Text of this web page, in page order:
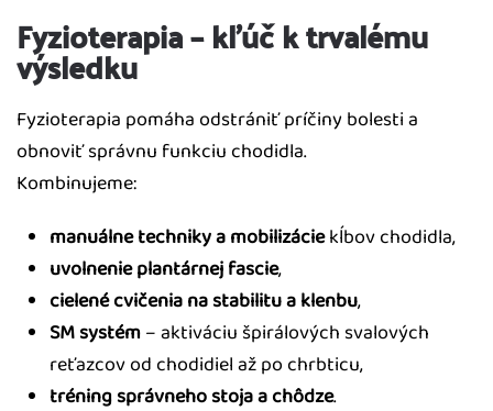
Fyzioterapia – kľúč k trvalému
výsledku
Fyzioterapia pomáha odstrániť príčiny bolesti a
obnoviť správnu funkciu chodidla.
Kombinujeme:
manuálne techniky a mobilizáciekĺbov chodidla,
uvolnenie plantárnej fascie,
cielené cvičenia na stabilitu a klenbu,
SM systém– aktiváciu špirálových svalových
reťazcov od chodidiel až po chrbticu,
tréning správneho stoja a chôdze.